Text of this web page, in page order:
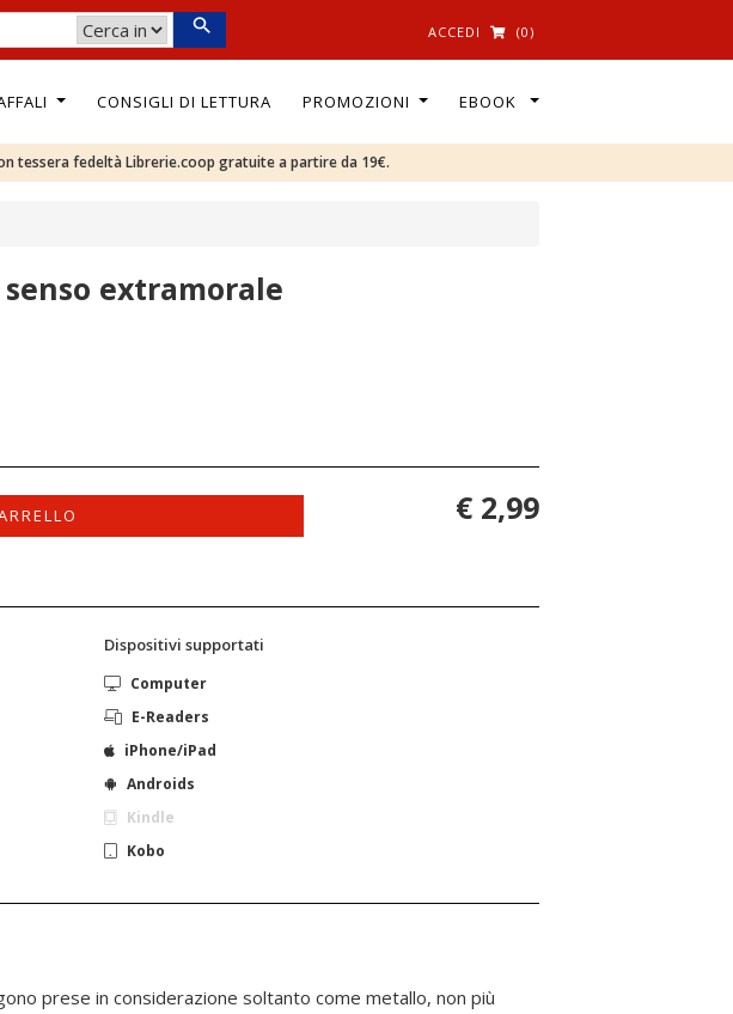
ACCEDI (0)
CONSIGLI DI LETTURA PROMOZIONI EBOOK
tessera fedeltà Librerie.coop gratuite a partire da 19€.
extramorale
€ 2,99
Dispositivi supportati
Computer
E-Readers
iPhone/iPad
Androids
Kindle
Kobo